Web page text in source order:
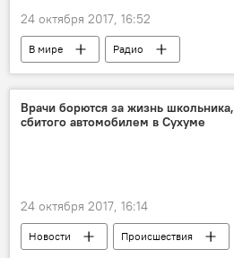
24 октября 2017, 16:52
В мире Радио
Врачи борются за жизнь школьника,
сбитого автомобилем в Сухуме
24 октября 2017, 16:14
Новости Происшествия